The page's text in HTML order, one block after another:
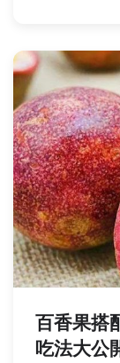
百香果搭
吃法大公